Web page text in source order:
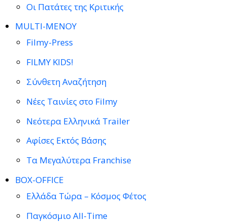
Οι Πατάτες της Κριτικής
MULTI-ΜΕΝΟΥ
Filmy-Press
FILMY KIDS!
Σύνθετη Αναζήτηση
Νέες Ταινίες στο Filmy
Νεότερα Ελληνικά Trailer
Αφίσες Εκτός Βάσης
Τα Μεγαλύτερα Franchise
BOX-OFFICE
Ελλάδα Τώρα – Κόσμος Φέτος
Παγκόσμιο All-Time